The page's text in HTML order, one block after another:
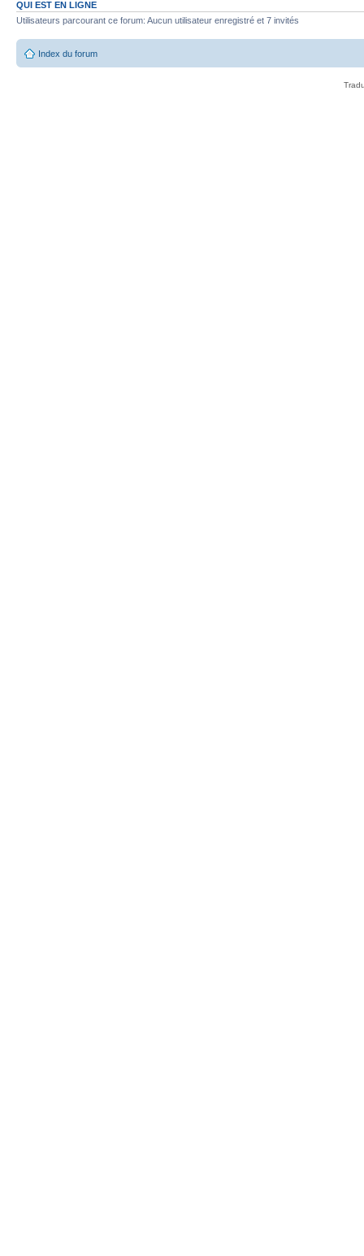
QUI EST EN LIGNE
Utilisateurs parcourant ce forum: Aucun utilisateur enregistré et 7 invités
Index du forum